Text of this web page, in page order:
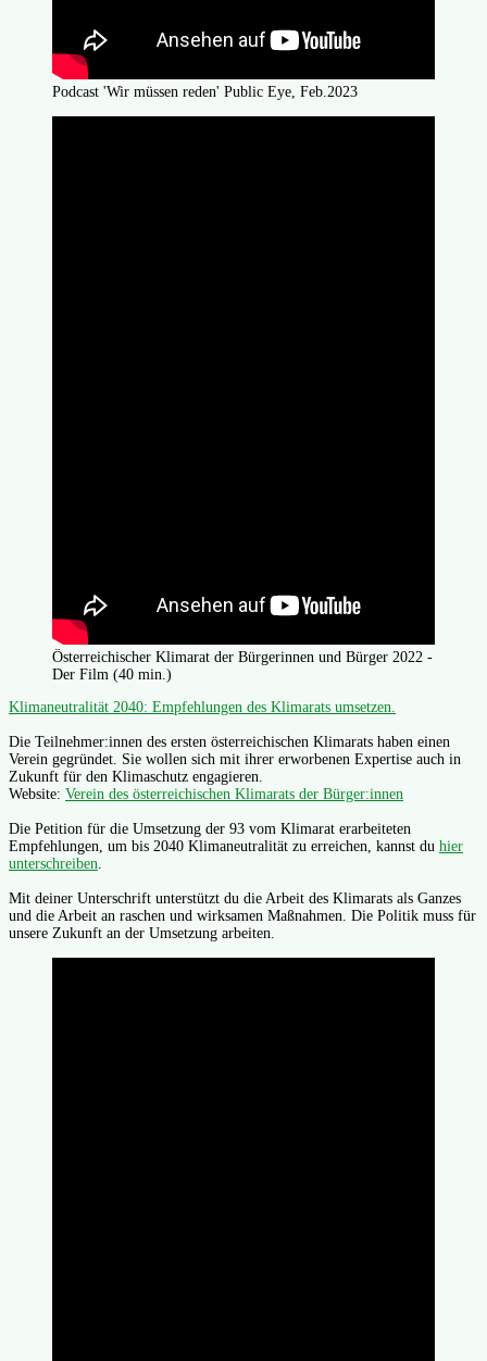
Podcast 'Wir müssen reden' Public Eye, Feb.2023
Österreichischer Klimarat der Bürgerinnen und Bürger 2022 -
Der Film (40 min.)
Klimaneutralität 2040: Empfehlungen des Klimarats umsetzen.
Die Teilnehmer:innen des ersten österreichischen Klimarats haben einen
Verein gegründet. Sie wollen sich mit ihrer erworbenen Expertise auch in
Zukunft für den Klimaschutz engagieren.
Website: Verein des österreichischen Klimarats der Bürger:innen
Die Petition für die Umsetzung der 93 vom Klimarat erarbeiteten
Empfehlungen, um bis 2040 Klimaneutralität zu erreichen, kannst du hier
unterschreiben.
Mit deiner Unterschrift unterstützt du die Arbeit des Klimarats als Ganzes
und die Arbeit an raschen und wirksamen Maßnahmen. Die Politik muss für
unsere Zukunft an der Umsetzung arbeiten.